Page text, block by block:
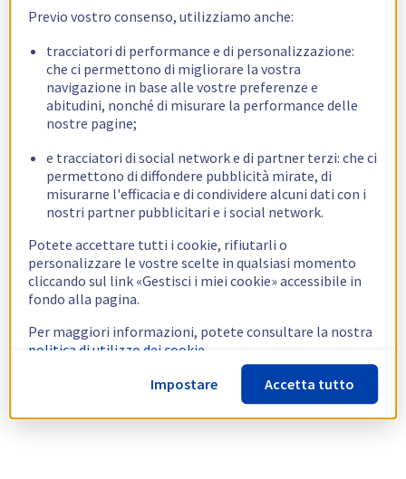
Previo vostro consenso, utilizziamo anche:
tracciatori di performance e di personalizzazione:
che ci permettono di migliorare la vostra
navigazione in base alle vostre preferenze e
abitudini, nonché di misurare la performance delle
nostre pagine;
e tracciatori di social network e di partner terzi: che ci
permettono di diffondere pubblicità mirate, di
misurarne l'efficacia e di condividere alcuni dati con i
nostri partner pubblicitari e i social network.
Potete accettare tutti i cookie, rifiutarli o
personalizzare le vostre scelte in qualsiasi momento
cliccando sul link «Gestisci i miei cookie» accessibile in
fondo alla pagina.
Per maggiori informazioni, potete consultare la nostra
politica di utilizzo dei cookie.
Impostare
Accetta tutto